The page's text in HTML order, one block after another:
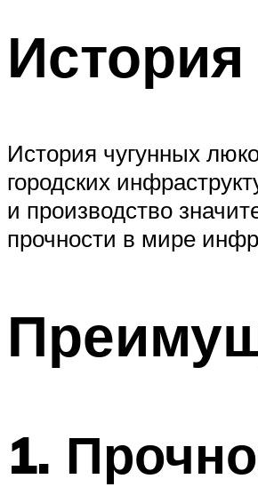
История чугунных
городских
и производство
прочности в мире
1.